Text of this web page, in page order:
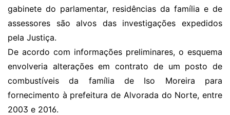
gabinete do parlamentar, residências da família e de
assessores são alvos das investigações expedidos
pela Justiça.
De acordo com informações preliminares, o esquema
envolveria alterações em contrato de um posto de
combustíveis da família de Iso Moreira para
fornecimento à prefeitura de Alvorada do Norte, entre
2003 e 2016.